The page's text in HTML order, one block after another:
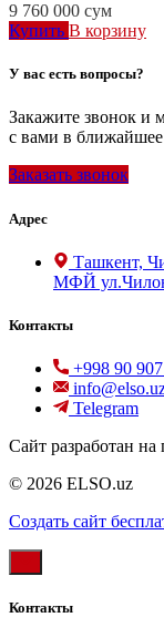
9 760 000 сум
Купить В корзину
У вас есть вопросы?
Закажите звонок и
с вами в
Заказать звонок
Адрес
Ташкент,
МФЙ
Контакты
+998 90
Telegram
Сайт разработан
© 2026 ELSO.uz
Создать cайт
Контакты